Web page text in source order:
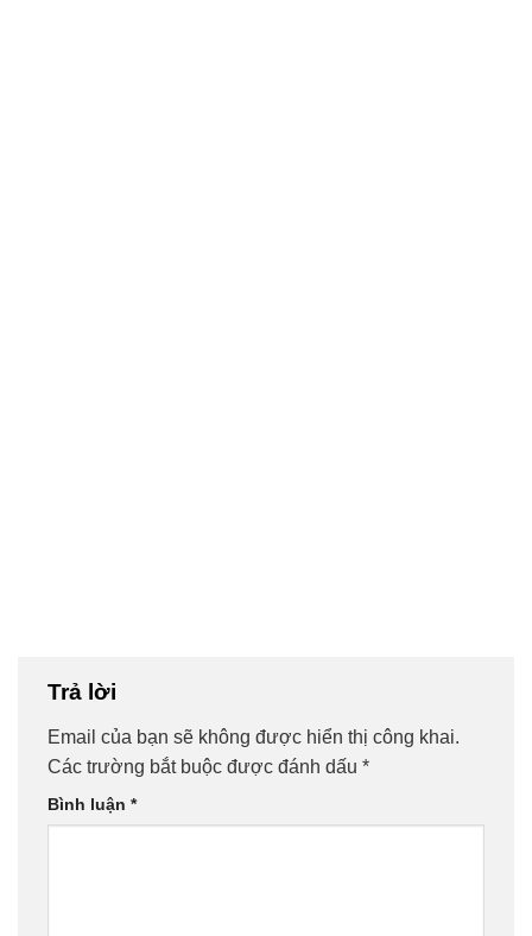
Trả lời
Email của bạn sẽ không được hiển thị công khai.
Các trường bắt buộc được đánh dấu *
Bình luận *